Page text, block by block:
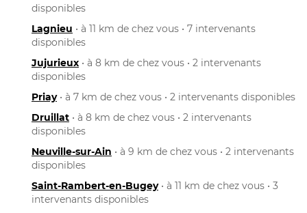
disponibles
Lagnieu • à 11 km de chez vous • 7 intervenants
disponibles
Jujurieux • à 8 km de chez vous • 2 intervenants
disponibles
Priay• à 7 km de chez vous • 2 intervenants disponibles
Druillat • à 8 km de chez vous • 2 intervenants
disponibles
Neuville-sur-Ain • à 9 km de chez vous • 2 intervenants
disponibles
Saint-Rambert-en-Bugey• à 11 km de chez vous • 3
intervenants disponibles